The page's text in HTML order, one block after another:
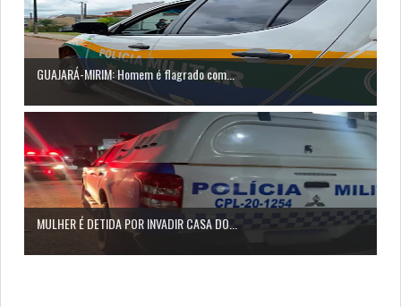
GUAJARÁ-MIRIM: Homem é flagrado com...
MULHER É DETIDA POR INVADIR CASA DO...